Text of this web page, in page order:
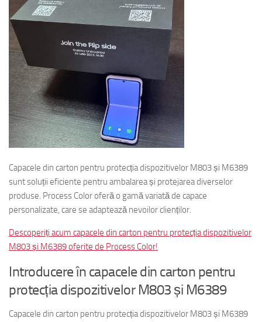
Capacele din carton pentru protecția dispozitivelor M803 și M6389
sunt soluții eficiente pentru ambalarea și protejarea diverselor
produse. Process Color oferă o gamă variată de capace
personalizate, care se adaptează nevoilor clienților.
Descoperiți acum capacele din carton pentru protecția dispozitivelor
M803 și M6389 oferite de Process Color!
Introducere în capacele din carton pentru
protecția dispozitivelor M803 și M6389
Capacele din carton pentru protecția dispozitivelor M803 și M6389